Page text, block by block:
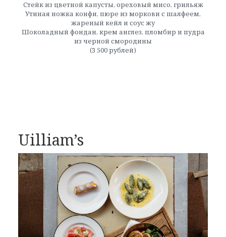
Стейк из цветной капусты, ореховый мисо, грильяж
Утиная ножка конфи, пюре из моркови с шалфеем,
жареный кейл и соус жу
Шоколадный фондан, крем англез, пломбир и пудра
из черной смородины
(3 500 рублей)
Uilliam’s